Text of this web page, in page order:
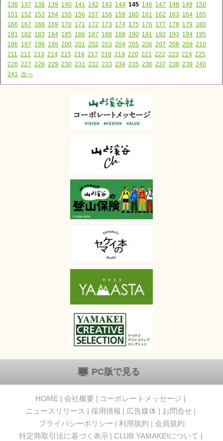
136 137 138 139 140 141 142 143 144 145 146 147 148 149 150
151
152 153 154 155 156 157 158 159 160 161 162 163 164 165
166 167 168 169 170 171 172 173 174 175 176 177 178 179 180
181
182 183 184 185 186 187 188 189 190 191 192 193 194 195
196 197 198 199 200 201 202 203 204 205 206 207 208 209 210
211
212 213 214 215 216 217 218 219 220 221 222 223 224 225
226 227 228 229 230 231 232 233 234 235 236 237 238 239 240
241
次へ
PC版で見る
HOME 会社概要
コーポレートメッセージ
ニュースリリース
採用情報 広告媒体
お問合せ
プライバシーポリシー
利用規約
会員規約
特定商取引法に基づく表示
CLUB YAMAKEIについて